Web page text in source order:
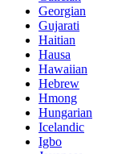
Georgian
Gujarati
Haitian
Hausa
Hawaiian
Hebrew
Hmong
Hungarian
Icelandic
Igbo